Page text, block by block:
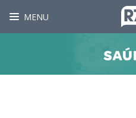
MENU